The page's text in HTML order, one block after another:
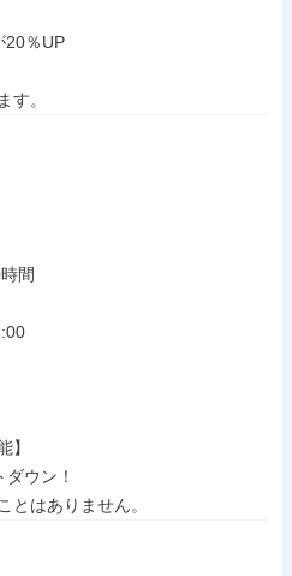
20％UP
す。
間
】
ウン！
はありません。